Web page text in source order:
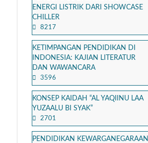
ENERGI LISTRIK DARI SHOWCASE
CHILLER
8217
KETIMPANGAN PENDIDIKAN DI
INDONESIA: KAJIAN LITERATUR
DAN WAWANCARA
3596
KONSEP KAIDAH “AL YAQIINU LAA
YUZAALU BI SYAK”
2701
PENDIDIKAN KEWARGANEGARAAN